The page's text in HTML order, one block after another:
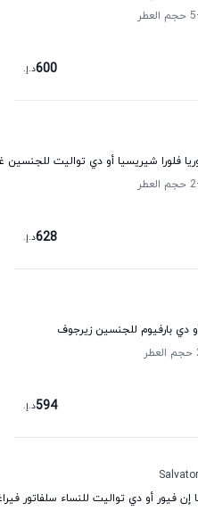
حجم العطر
600د.إ.
فلورا شيريسيا أو دي تواليت للجنسين
حجم العطر
628د.إ.
دي بارفيوم للجنسين زيرجوف
حجم العطر
594د.إ.
إن فيور أو دي تواليت للنساء سلفاتور